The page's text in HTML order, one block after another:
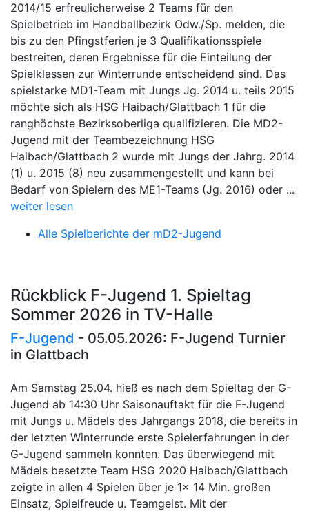
2014/15 erfreulicherweise 2 Teams für den
Spielbetrieb im Handballbezirk Odw./Sp. melden, die
bis zu den Pfingstferien je 3 Qualifikationsspiele
bestreiten, deren Ergebnisse für die Einteilung der
Spielklassen zur Winterrunde entscheidend sind. Das
spielstarke MD1-Team mit Jungs Jg. 2014 u. teils 2015
möchte sich als HSG Haibach/Glattbach 1 für die
ranghöchste Bezirksoberliga qualifizieren. Die MD2-
Jugend mit der Teambezeichnung HSG
Haibach/Glattbach 2 wurde mit Jungs der Jahrg. 2014
(1) u. 2015 (8) neu zusammengestellt und kann bei
Bedarf von Spielern des ME1-Teams (Jg. 2016) oder ...
weiter lesen
Alle Spielberichte der mD2-Jugend
Rückblick F-Jugend 1. Spieltag
Sommer 2026 in TV-Halle
F-Jugend - 05.05.2026: F-Jugend Turnier
in Glattbach
Am Samstag 25.04. hieß es nach dem Spieltag der G-
Jugend ab 14:30 Uhr Saisonauftakt für die F-Jugend
mit Jungs u. Mädels des Jahrgangs 2018, die bereits in
der letzten Winterrunde erste Spielerfahrungen in der
G-Jugend sammeln konnten. Das überwiegend mit
Mädels besetzte Team HSG 2020 Haibach/Glattbach
zeigte in allen 4 Spielen über je 1x 14 Min. großen
Einsatz, Spielfreude u. Teamgeist. Mit der